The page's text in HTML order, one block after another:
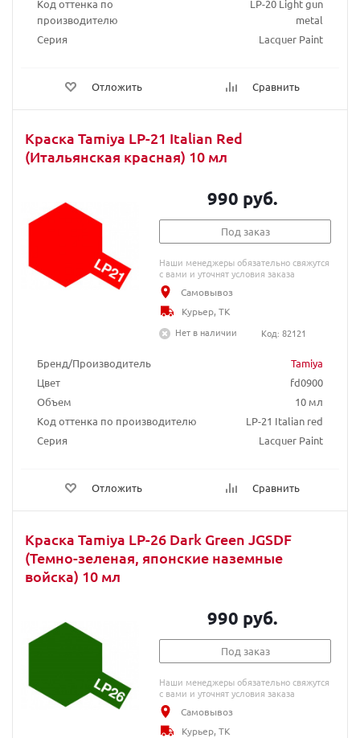
Код оттенка по
производителю
LP-20 Light gun
metal
Серия
Lacquer Paint
Отложить Сравнить
Краска Tamiya LP-21 Italian Red
(Итальянская красная) 10 мл
Бренд/Производитель
Tamiya
Цвет
fd0900
Объем
10 мл
Код оттенка по производителю
LP-21 Italian red
Серия
Lacquer Paint
Отложить Сравнить
990 руб.
Под заказ
Наши менеджеры обязательно свяжутся
с вами и уточнят условия заказа
Самовывоз
Курьер, ТК
Нет в наличии
Код: 82121
Краска Tamiya LP-26 Dark Green JGSDF
(Темно-зеленая, японские наземные
войска) 10 мл
990 руб.
Под заказ
Наши менеджеры обязательно свяжутся
с вами и уточнят условия заказа
Самовывоз
Курьер, ТК